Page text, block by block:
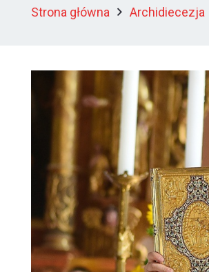
Strona główna Archidiecezja